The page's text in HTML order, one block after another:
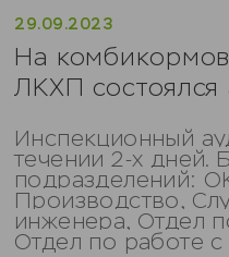
29.09.2023
На
ЛКХП
Инспекционный
течении 2-х дней.
подразделений:
Производство,
инженера, Отдел
Отдел по работе